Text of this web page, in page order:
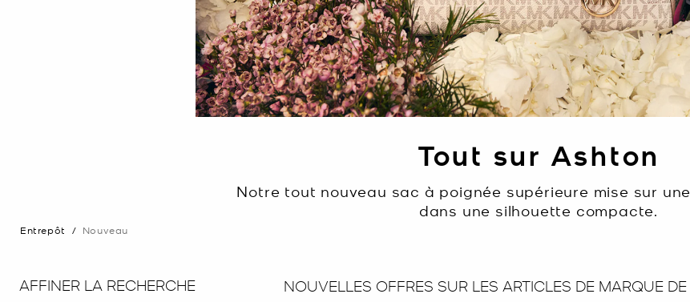
Tout sur Ashton
Notre tout nouveau sac à poignée supérieure mise sur
dans une silhouette compacte.
Entrepôt / Nouveau
AFFINER LA RECHERCHE NOUVELLES OFFRES SUR LES ARTICLES DE MARQUE DE